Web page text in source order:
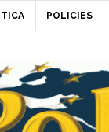
POLICIES